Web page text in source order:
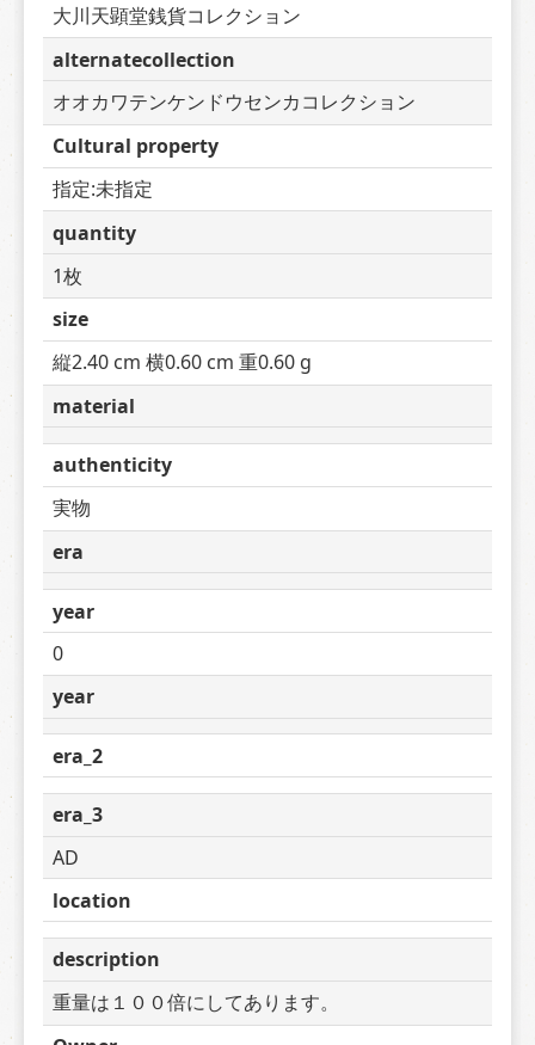
大川天顕堂銭貨コレクション
alternatecollection
オオカワテンケンドウセンカコレクション
Cultural property
指定:未指定
quantity
1枚
size
縦2.40 cm 横0.60 cm 重0.60 g
material
authenticity
実物
era
year
0
year
era_2
era_3
AD
location
description
重量は１００倍にしてあります。